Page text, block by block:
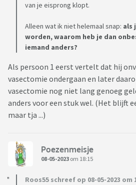
van je eisprong klopt.
Alleen wat ik niet helemaal snap: als
worden, waarom heb je dan
iemand anders?
Als persoon 1 eerst vertelt dat hij
vasectomie ondergaan en later
vasectomie nog niet lang genoeg
anders voor een stuk wel. (Het blijft
maar tja ...)
Poezenmeisje
08-05-2023 om 18:15
Roos55 schreef op 08-05-2023 om